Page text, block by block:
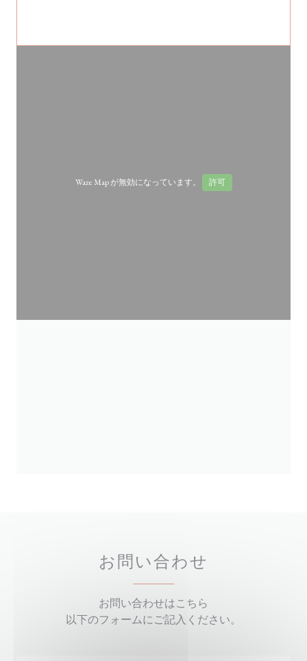
Waze Map が無効になっています。 許可
お問い合わせ
お問い合わせはこちら
以下のフォームにご記入ください。